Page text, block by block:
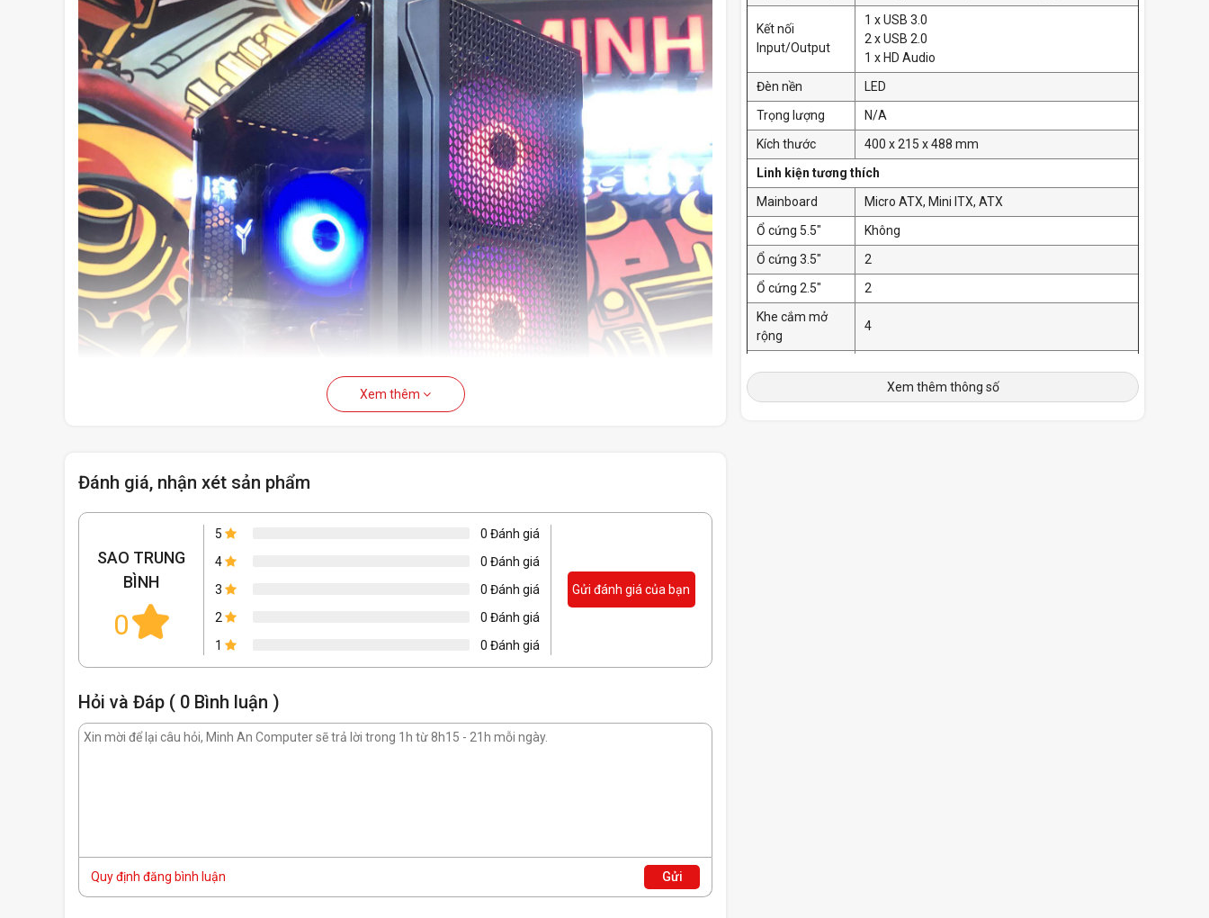
Hỗ trợ lắp lên đến quạt 6quạt làm mát120mm
Khả năng tương thích của
Mặt trước 340mm, Phía sau 120mm, Phía trên
Xem thêm
Đánh giá, nhận xét sản phẩm
SAO TRUNG
BÌNH
0
5
0 Đánh giá
4
0 Đánh giá
3
0 Đánh giá
2
0 Đánh giá
1
0 Đánh giá
Gửi đánh giá của bạn
Hỏi và Đáp ( 0 Bình luận )
Quy định đăng bình luận Gửi
Kết nối
Input/Output
1 x USB 3.0
2 x USB 2.0
1 x HD Audio
Đèn nền
LED
Trọng lượng
N/A
Kích thước
400 x 215 x 488 mm
Linh kiện tương thích
Mainboard
Micro ATX, Mini ITX, ATX
Ổ cứng 5.5"
Không
Ổ cứng 3.5"
2
Ổ cứng 2.5"
2
Khe cắm mở
rộng
4
Phía sau: 1 x 120mm
Phía trên: 2 x 120mm
Xem thêm thông số